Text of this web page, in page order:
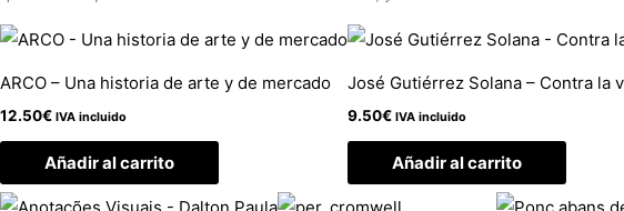
ARCO – Una historia de arte y de mercado
12.50€ IVA incluido
Añadir al carrito
José Gutiérrez Solana – Contra la
9.50€ IVA incluido
Añadir al carrito